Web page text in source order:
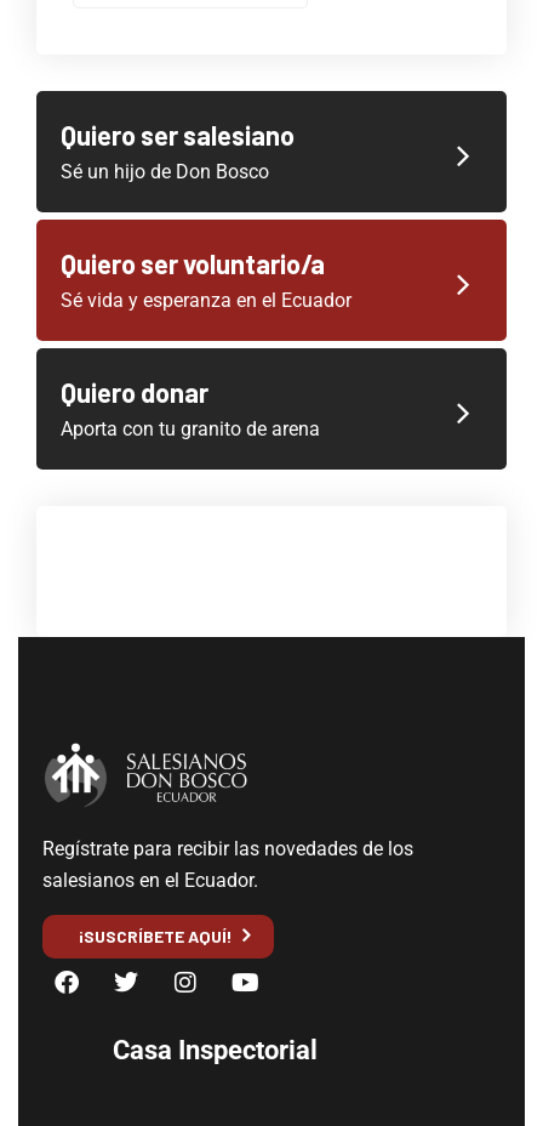
Quiero ser salesiano
Sé un hijo de Don Bosco
Quiero ser voluntario/a
Sé vida y esperanza en el Ecuador
Quiero donar
Aporta con tu granito de arena
Regístrate para recibir las novedades de los
salesianos en el Ecuador.
¡SUSCRÍBETE AQUÍ!
Casa Inspectorial